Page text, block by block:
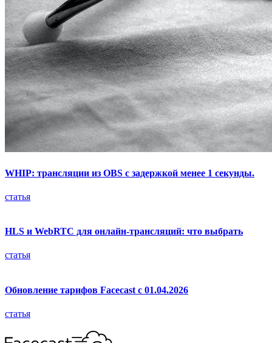
WHIP: трансляции из OBS с задержкой менее 1 секунды.
статья
HLS и WebRTC для онлайн-трансляций: что выбрать
статья
Обновление тарифов Facecast с 01.04.2026
статья